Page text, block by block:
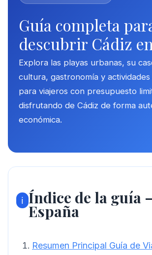
Guía completa
descubrir Cádiz
Explora las playas urbanas, su
cultura, gastronomía y actividades
para viajeros con presupuesto
disfrutando de Cádiz de forma
económica.
ℹ️ Índice de la guía
España
Resumen Principal Guía de